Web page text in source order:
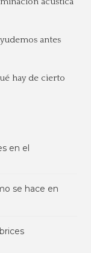
antes
hay de cierto
en el
se hace en